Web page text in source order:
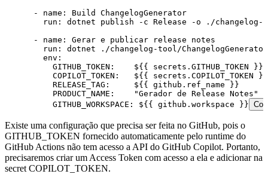
      -
name :
Build ChangelogGenerator
        run
:
dotnet publish -c Release -o ./changelog-
      -
name :
Gerar e publicar release notes
        run
:
dotnet ./changelog-tool/
        env
:
          GITHUB_TOKEN
:
    ${{ secrets.GITHUB_TOKEN }}
          COPILOT_TOKEN
:
   ${{ secrets.COPILOT_TOKEN }}
          RELEASE_TAG
:
     ${{ github.ref_name }}
          PRODUCT_NAME
:
    "
Gerador de Release Notes "
          GITHUB_WORKSPACE
: ${{ github.workspace }}
Existe uma configuração que precisa ser feita no GitHub, pois o
GITHUB_TOKEN fornecido automaticamente pelo runtime do
GitHub Actions não tem acesso a API do GitHub Copilot. Portanto,
precisaremos criar um Access Token com acesso a ela e adicionar na
secret COPILOT_TOKEN.